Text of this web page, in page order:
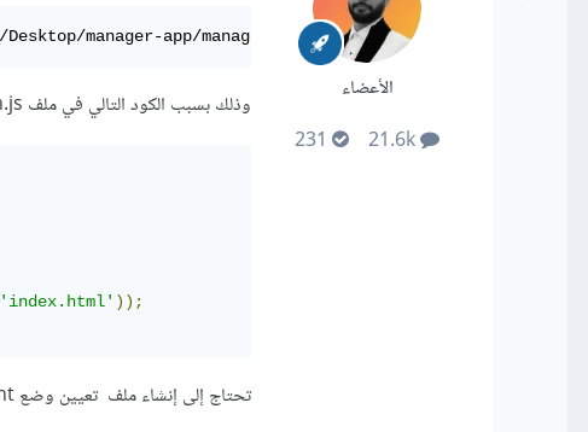
الأعضاء
manager-app/manager/build/index.html
وذلك بسبب الكود التالي في ملف main.js
'index.html' ));
تحتاج إلى إنشاء ملف تعيين وضع development من خلال تعديل سكريبت التشغيل إلى التالي: